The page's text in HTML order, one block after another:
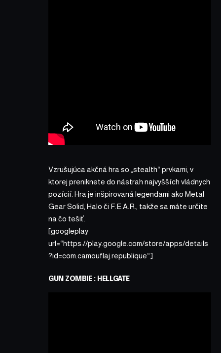
Vzrušujúca akčná hra so „stealth“ prvkami, v
ktorej preniknete do nástrah najvyšších vládnych
pozícií. Hra je inšpirovaná legendami ako Metal
Gear Solid, Halo či F.E.A.R., takže sa máte určite
na čo tešiť.
[googleplay
url=“https://play.google.com/store/apps/details
?id=com.camouflaj.republique“]
GUN ZOMBIE : HELLGATE